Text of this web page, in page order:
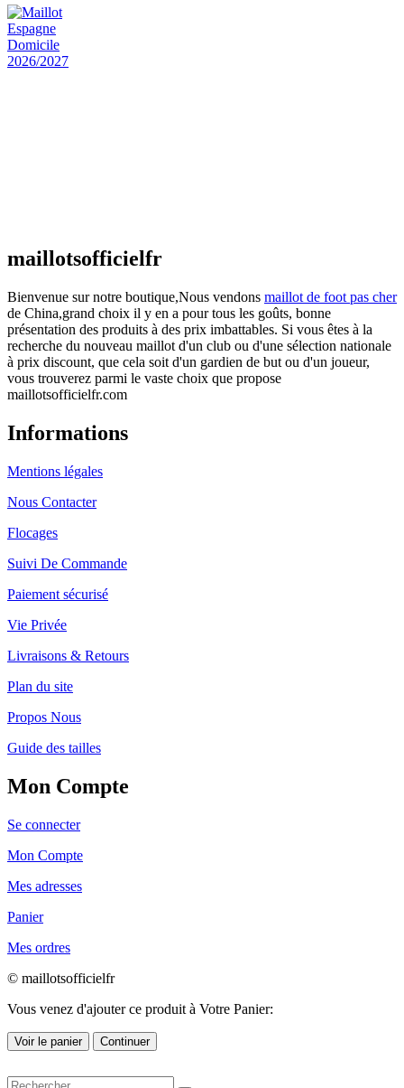
maillotsofficielfr
Bienvenue sur notre boutique,Nous vendons maillot de foot pas cher
de China,grand choix il y en a pour tous les goûts, bonne
présentation des produits à des prix imbattables. Si vous êtes à la
recherche du nouveau maillot d'un club ou d'une sélection nationale
à prix discount, que cela soit d'un gardien de but ou d'un joueur,
vous trouverez parmi le vaste choix que propose
maillotsofficielfr.com
Informations
Mentions légales
Nous Contacter
Flocages
Suivi De Commande
Paiement sécurisé
Vie Privée
Livraisons & Retours
Plan du site
Propos Nous
Guide des tailles
Mon Compte
Se connecter
Mon Compte
Mes adresses
Panier
Mes ordres
© maillotsofficielfr
Vous venez d'ajouter ce produit à Votre Panier:
Voir le panier Continuer